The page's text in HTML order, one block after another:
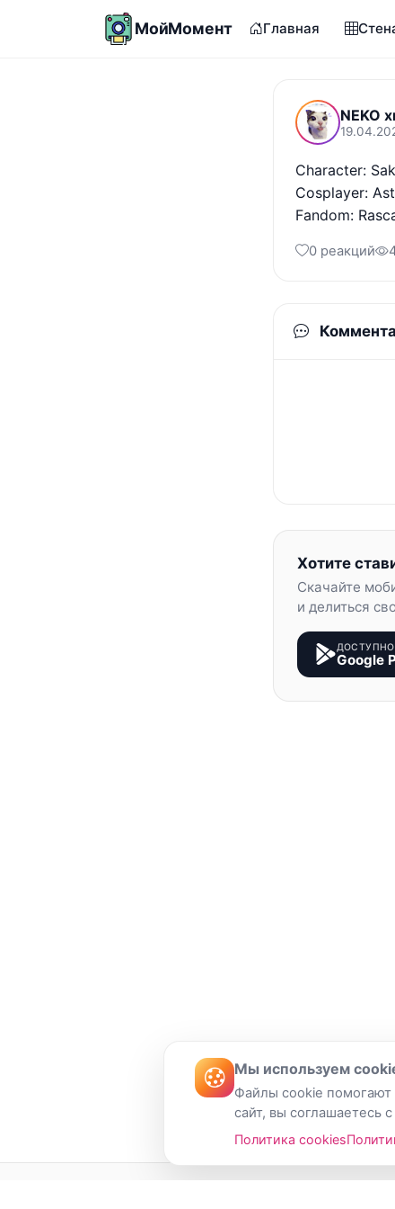
МойМомент Главная
NEKO
Character:
Cosplayer:
Fandom:
0 реакций
Хотите
Скачайте
и делиться
Google
Мы используем
Файлы cookie помогают
сайт, вы соглашаетесь
Политика cookies